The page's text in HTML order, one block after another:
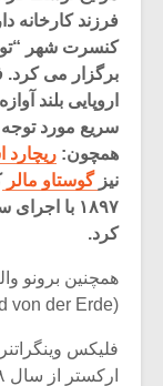
کنسرت شهر
برگزار می کرد.
اروپایی بلند
سریع مورد
همچون: ریچارد
نیز گوستاو مالر
۱۸۹۷ با اجرای سمفونی شماره ۴ و
کرد.
همچنین برونو
(Das Lied von der Erde) اثری از مالر رهبری نمود.